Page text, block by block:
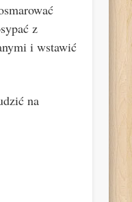
z
i wstawić
na